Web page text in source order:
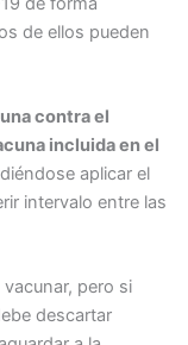
de ellos pueden
contra el
incluida en el
aplicar el
intervalo entre las
pero si
descartar